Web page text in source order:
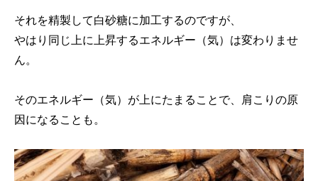
それを精製して白砂糖に加工するのですが、
やはり同じ上に上昇するエネルギー（気）は変わりませ
ん。
そのエネルギー（気）が上にたまることで、肩こりの原
因になることも。